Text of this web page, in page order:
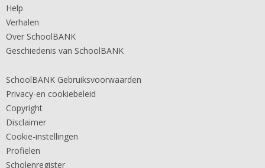
Help
Verhalen
Over SchoolBANK
Geschiedenis van SchoolBANK
SchoolBANK Gebruiksvoorwaarden
Privacy-en cookiebeleid
Copyright
Disclaimer
Cookie-instellingen
Profielen
Scholenregister